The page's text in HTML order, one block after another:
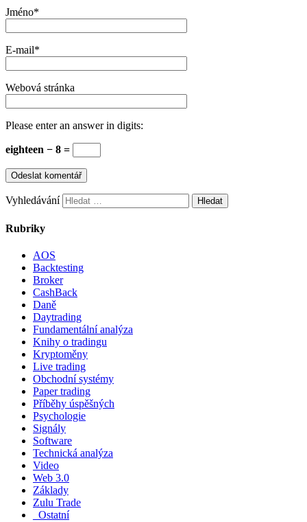
Jméno*
E-mail*
Webová stránka
Please enter an answer in digits:
eighteen − 8 =
Vyhledávání
Rubriky
AOS
Backtesting
Broker
CashBack
Daně
Daytrading
Fundamentální analýza
Knihy o tradingu
Kryptoměny
Live trading
Obchodní systémy
Paper trading
Příběhy úspěšných
Psychologie
Signály
Software
Technická analýza
Video
Web 3.0
Základy
Zulu Trade
_Ostatní